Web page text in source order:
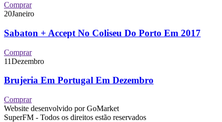
Comprar
20Janeiro
Sabaton + Accept No Coliseu Do Porto Em 2017
Comprar
11Dezembro
Brujeria Em Portugal Em Dezembro
Comprar
Website desenvolvido por GoMarket
SuperFM - Todos os direitos estão reservados